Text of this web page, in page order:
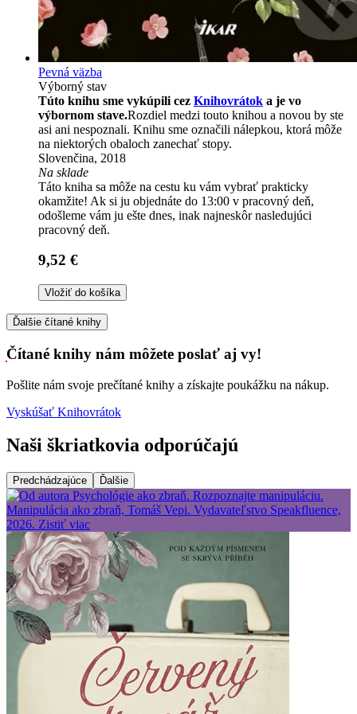
Pevná väzba
Výborný stav
Túto knihu sme vykúpili cez Knihovrátok a je vo
výbornom stave.Rozdiel medzi touto knihou a novou by ste
asi ani nespoznali. Knihu sme označili nálepkou, ktorá môže
na niektorých obaloch zanechať stopy.
Slovenčina, 2018
Na sklade
Táto kniha sa môže na cestu ku vám vybrať prakticky
okamžite! Ak si ju objednáte do 13:00 v pracovný deň,
odošleme vám ju ešte dnes, inak najneskôr nasledujúci
pracovný deň.
9,52 €
Vložiť do košíka
Ďalšie čítané knihy
Čítané knihy nám môžete poslať aj vy!
Pošlite nám svoje prečítané knihy a získajte poukážku na nákup.
Vyskúšať Knihovrátok
Naši škriatkovia odporúčajú
Predchádzajúce Ďalšie